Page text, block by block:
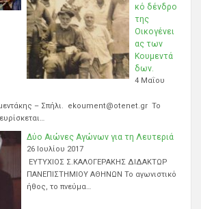
κό δένδρο
της
Οικογένει
ας των
Κουμεντά
δων.
4 Μαΐου
– Σπήλι. ekoument@otenet.gr Το
Δύο Αιώνες Αγώνων για τη Λευτεριά
26 Ιουλίου 2017
ΕΥΤΥΧΙΟΣ Σ.ΚΑΛΟΓΕΡΑΚΗΣ ΔΙΔΑΚΤΩΡ
ΠΑΝΕΠΙΣΤΗΜΙΟΥ ΑΘΗΝΩΝ Το αγωνιστικό
ήθος, το πνεύμα…